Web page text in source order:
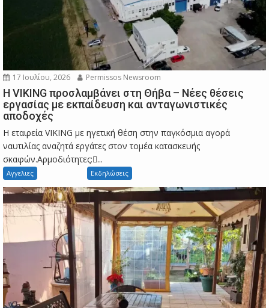
17 Ιουλίου, 2026 Permissos Newsroom
Η VIKING προσλαμβάνει στη Θήβα – Νέες θέσεις
εργασίας με εκπαίδευση και ανταγωνιστικές
αποδοχές
Η εταιρεία VIKING με ηγετική θέση στην παγκόσμια αγορά
ναυτιλίας αναζητά εργάτες στον τομέα κατασκευής
σκαφών.Αρμοδιότητες:...
Αγγελιες Εκδηλώσεις